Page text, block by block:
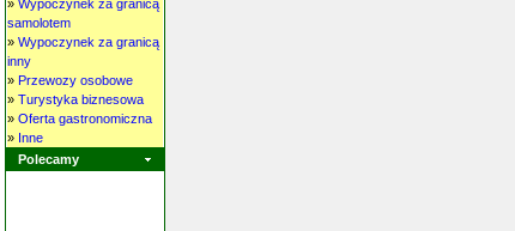
» Wypoczynek za granicą
samolotem
» Wypoczynek za granicą
inny
» Przewozy osobowe
» Turystyka biznesowa
» Oferta gastronomiczna
» Inne
Polecamy